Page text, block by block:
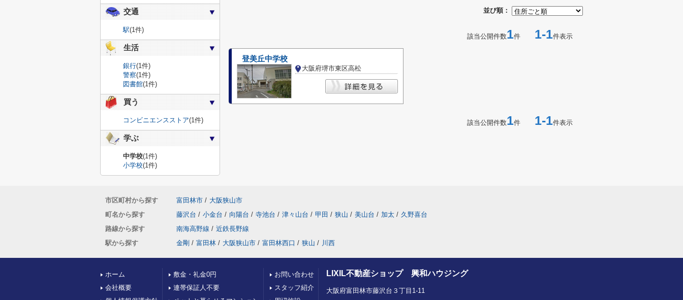
並び順：
該当公開件数1件 1-1件表示
登美丘中学校
大阪府堺市東区高松
該当公開件数1件 1-1件表示
交通
駅(1件)
生活
銀行(1件)
警察(1件)
図書館(1件)
買う
コンビニエンスストア(1件)
学ぶ
中学校(1件)
小学校(1件)
市区町村から探す 富田林市 / 大阪狭山市
町名から探す
藤沢台 / 小金台 / 向陽台 / 寺池台 / 津々山台 / 甲田 / 狭山 / 美山台 / 加太 / 久野喜台
路線から探す
南海高野線 / 近鉄長野線
駅から探す
金剛 / 富田林 / 大阪狭山市 / 富田林西口 / 狭山 / 川西
ホーム
会社概要
敷金・礼金0円
連帯保証人不要
お問い合わせ
スタッフ紹介
LIXIL不動産ショップ 興和ハウジング
大阪府富田林市藤沢台３丁目1-11